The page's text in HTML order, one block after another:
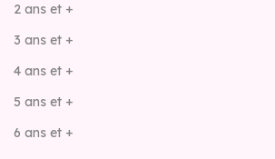
2 ans et +
3 ans et +
4 ans et +
5 ans et +
6 ans et +